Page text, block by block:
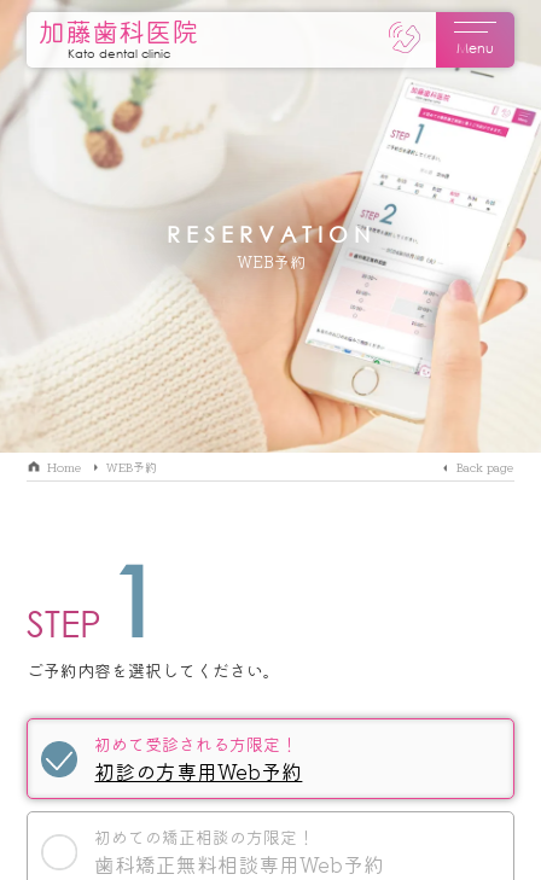
Menu
加藤歯科医院
Kato dental clinic
RESERVATION
WEB予約
Home WEB予約 Back page
STEP 1
ご予約内容を選択してください。
初めて受診される方限定！
初診の方専用Web予約
初めての矯正相談の方限定！
歯科矯正無料相談専用Web予約